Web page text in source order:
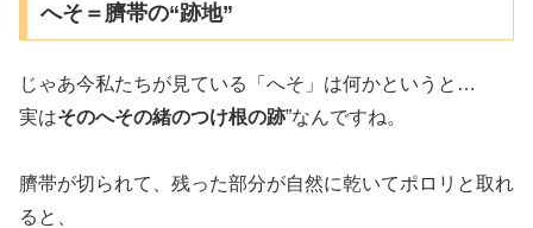
へそ＝臍帯の“跡地”
じゃあ今私たちが見ている「へそ」は何かというと…
実はそのへその緒のつけ根の跡”なんですね。
臍帯が切られて、残った部分が自然に乾いてポロリと取れ
ると、